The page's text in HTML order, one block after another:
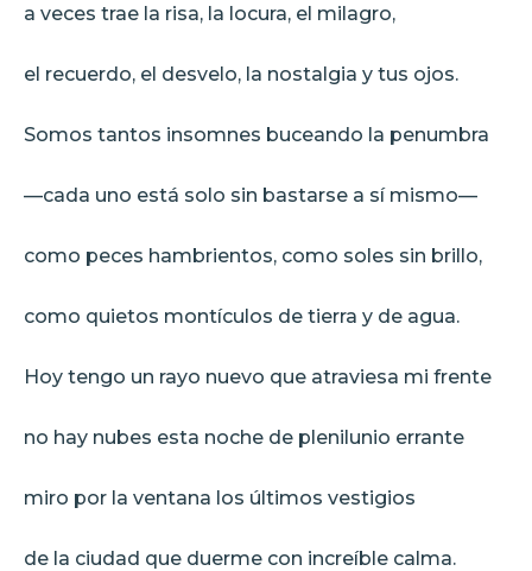
a veces trae la risa, la locura, el milagro,
el recuerdo, el desvelo, la nostalgia y tus ojos.
Somos tantos insomnes buceando la penumbra
—cada uno está solo sin bastarse a sí mismo—
como peces hambrientos, como soles sin brillo,
como quietos montículos de tierra y de agua.
Hoy tengo un rayo nuevo que atraviesa mi frente
no hay nubes esta noche de plenilunio errante
miro por la ventana los últimos vestigios
de la ciudad que duerme con increíble calma.